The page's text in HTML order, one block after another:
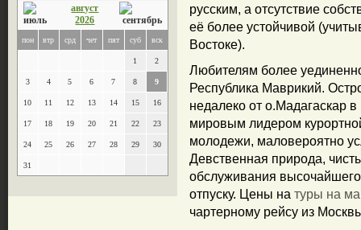
август
2026
пон втр срд чет пят суб вск
1 2
3 4 5 6 7 8 9
10 11 12 13 14 15 16
17 18 19 20 21 22 23
24 25 26 27 28 29 30
31
русским, а отсутствие
её более устойчивой
Востоке).
Любителям более
Республика Маврикий.
недалеко от о.Мадагаскар
мировым лидером
молодежи, маловероятно
Девственная природа,
обслуживания высочайшего
отпуску. Цены на туры на
чартерному рейсу из